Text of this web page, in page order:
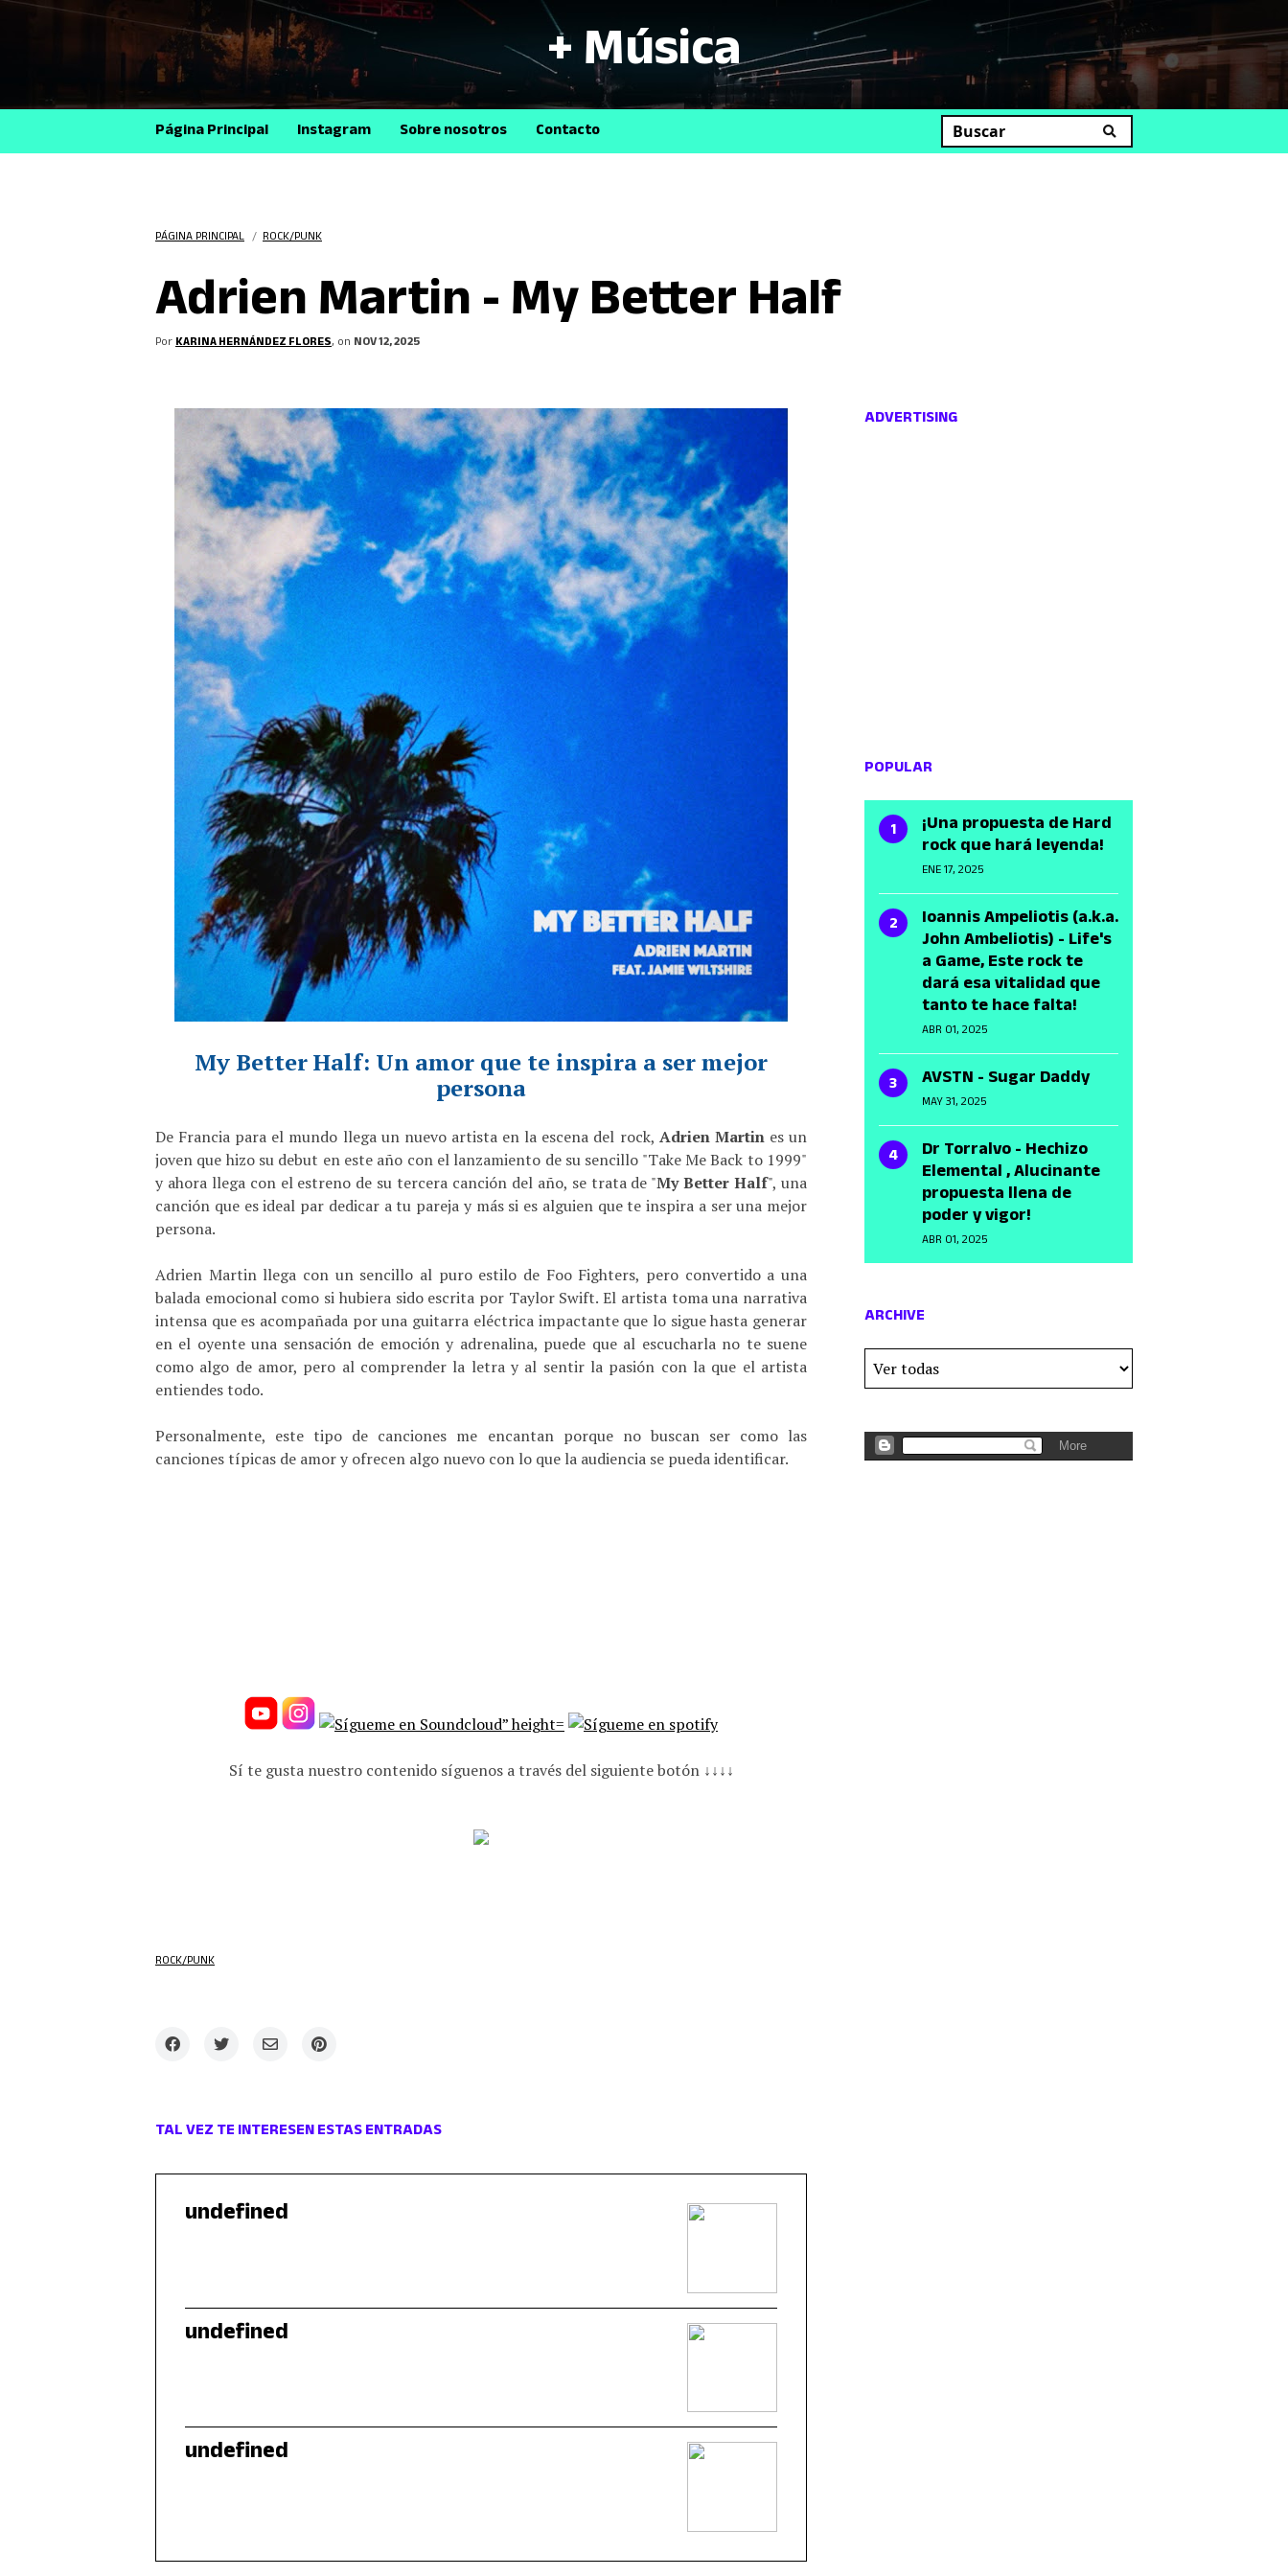
+ Música
Página Principal Instagram Sobre nosotros Contacto
PÁGINA PRINCIPAL / ROCK/PUNK
Adrien Martin - My Better Half
PorKARINA HERNÁNDEZ FLORES, on NOV 12, 2025
My Better Half: Un amor que te inspira a ser mejor
persona
De Francia para el mundo llega un nuevo artista en la escena del rock, Adrien Martin es un
joven que hizo su debut en este año con el lanzamiento de su sencillo "Take Me Back to 1999"
y ahora llega con el estreno de su tercera canción del año, se trata de "My Better Half", una
canción que es ideal par dedicar a tu pareja y más si es alguien que te inspira a ser una mejor
persona.
Adrien Martin llega con un sencillo al puro estilo de Foo Fighters, pero convertido a una
balada emocional como si hubiera sido escrita por Taylor Swift. El artista toma una narrativa
intensa que es acompañada por una guitarra eléctrica impactante que lo sigue hasta generar
en el oyente una sensación de emoción y adrenalina, puede que al escucharla no te suene
como algo de amor, pero al comprender la letra y al sentir la pasión con la que el artista
entiendes todo.
Personalmente, este tipo de canciones me encantan porque no buscan ser como las
canciones típicas de amor y ofrecen algo nuevo con lo que la audiencia se pueda identificar.
Sí te gusta nuestro contenido síguenos a través del siguiente botón ↓↓↓↓
ROCK/PUNK
TAL VEZ TE INTERESEN ESTAS ENTRADAS
undefined
undefined
undefined
ADVERTISING
POPULAR
¡Una propuesta de Hard
rock que hará leyenda!
ENE 17, 2025
Ioannis Ampeliotis (a.k.a.
John Ambeliotis) - Life's
a Game, Este rock te
dará esa vitalidad que
tanto te hace falta!
ABR 01, 2025
AVSTN - Sugar Daddy
MAY 31, 2025
Dr Torralvo - Hechizo
Elemental , Alucinante
propuesta llena de
poder y vigor!
ABR 01, 2025
ARCHIVE